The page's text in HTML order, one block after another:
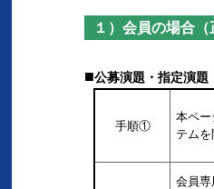
１）会員の場合
■公募演題・指定演
手順①
本ペ
テム
会員